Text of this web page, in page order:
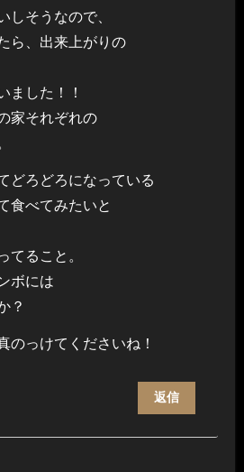
しそうなので、
ら、出来上がりの
ました！！
家それぞれの
どろどろになっている
食べてみたいと
てること。
ボには
？
のっけてくださいね！
返信